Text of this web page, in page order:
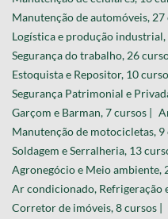
Manutenção de automóveis, 27
Logística e produção industrial,
Segurança do trabalho, 26
Estoquista e Repositor, 10
Segurança Patrimonial e
Garçom e Barman, 7 cursos |
Manutenção de motocicletas, 9
Soldagem e Serralheria, 13
Agronegócio e Meio ambiente,
Ar condicionado, Refrigeração
Corretor de imóveis, 8 cursos |